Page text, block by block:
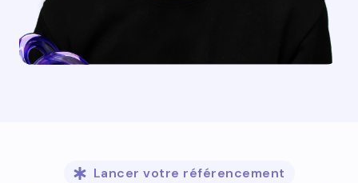
Lancer votre référencement